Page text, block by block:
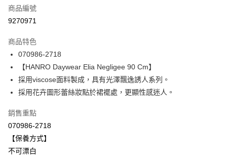
信用卡分期付款
合作金庫商業銀行
華南商業銀行
上海商業儲蓄銀行
台北富邦商業銀行
國泰世華商業銀行
兆豐國際商業銀行
臺灣中小企業銀行
台中商業銀行
聯邦商業銀行
台新國際商業銀行
台灣樂天信用卡公司
Apple Pay
悠遊付
ATM付款
運送方式
商品編號
9270971
商品特色
070986-2718
【HANRO Daywear Elia Negligee 90 Cm】
採用viscose面料製成，具有光澤飄逸誘人系列。
採用花卉圖形蕾絲妝點於裙襬處，更顯性感迷人。
銷售重點
070986-2718
【保養方式】
不可漂白